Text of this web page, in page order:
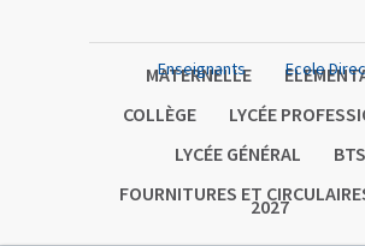
MATERNELLE
COLLÈGE
LYCÉE
LYCÉE GÉNÉRAL
BTS
FOURNITURES ET
2027
Enseignants Ecole